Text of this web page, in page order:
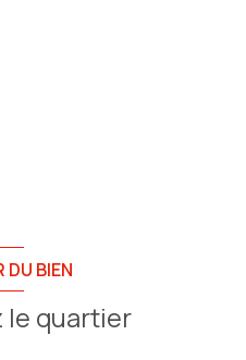
DU BIEN
le quartier